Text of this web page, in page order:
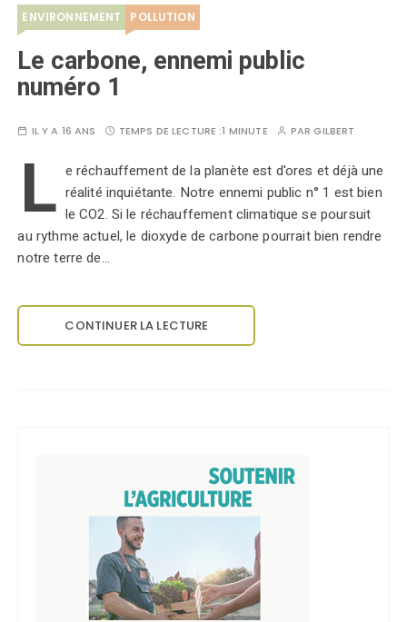
ENVIRONNEMENT POLLUTION
Le carbone, ennemi public
numéro 1
IL Y A 16 ANS TEMPS DE LECTURE :1 MINUTE PARGILBERT
L e réchauffement de la planète est d'ores et déjà une
réalité inquiétante. Notre ennemi public n° 1 est bien
le CO2. Si le réchauffement climatique se poursuit
au rythme actuel, le dioxyde de carbone pourrait bien rendre
notre terre de…
CONTINUER LA LECTURE